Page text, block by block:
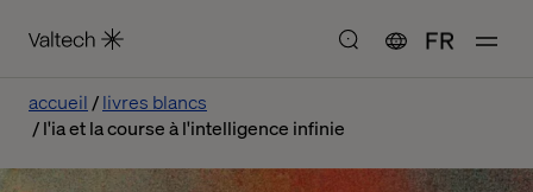
FR
accueil
livres blancs
l'ia et la course à l'intelligence infinie